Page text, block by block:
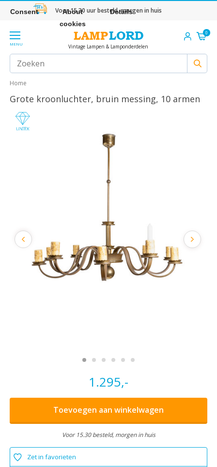
Voor 15.30 uur besteld, morgen in huis
MENU Vintage Lampen & Lamponderdelen
0
Home
Grote kroonluchter, bruin messing, 10 armen
1.295,-
Toevoegen aan winkelwagen
Voor 15.30 besteld, morgen in huis
Zet in favorieten
Consent
About
cookies
Details